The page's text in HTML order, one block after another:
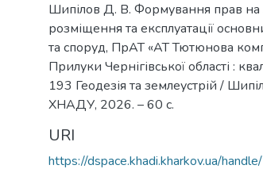
Шипілов Д. В. Формування прав на
розміщення та експлуатації
та споруд, ПрАТ «АТ Тютюнова
Прилуки Чернігівської області :
193 Геодезія та землеустрій /
ХНАДУ, 2026. – 60 с.
URI
https://dspace.khadi.kharkov.ua/